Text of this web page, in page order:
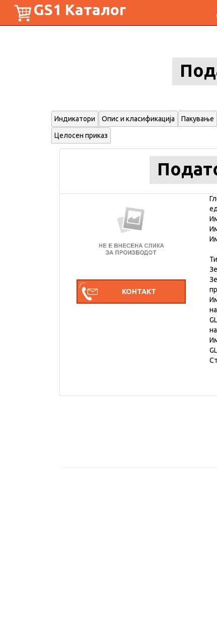
GS1 Каталог
Индикатори Опис и класификација Пакување
Целосен приказ